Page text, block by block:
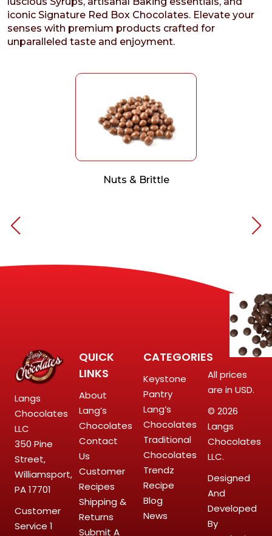
iconic Signature Red Box Chocolates. Elevate your
senses with premium products crafted for
unparalleled taste and enjoyment.
Nuts & Brittle
Langs
Chocolates
LLC
350 Pine
Street,
Williamsport,
PA 17701
Customer
Service 1
QUICK
LINKS
About
Lang’s
Chocolates
Contact
Us
Customer
Recipes
Shipping &
Returns
Submit A
CATEGORIES
Keystone
Pantry
Lang’s
Chocolates
Traditional
Chocolates
Trendz
Recipe
Blog
News
All prices
are in USD.
© 2026
Langs
Chocolates
LLC.
Designed
And
Developed
By